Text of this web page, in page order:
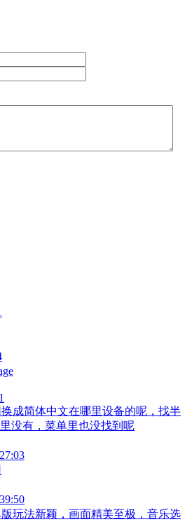
成简体中文在哪里设备的呢，找半
没有，菜单里也没找到呢
玩法新颖，画面精美至极，音乐选